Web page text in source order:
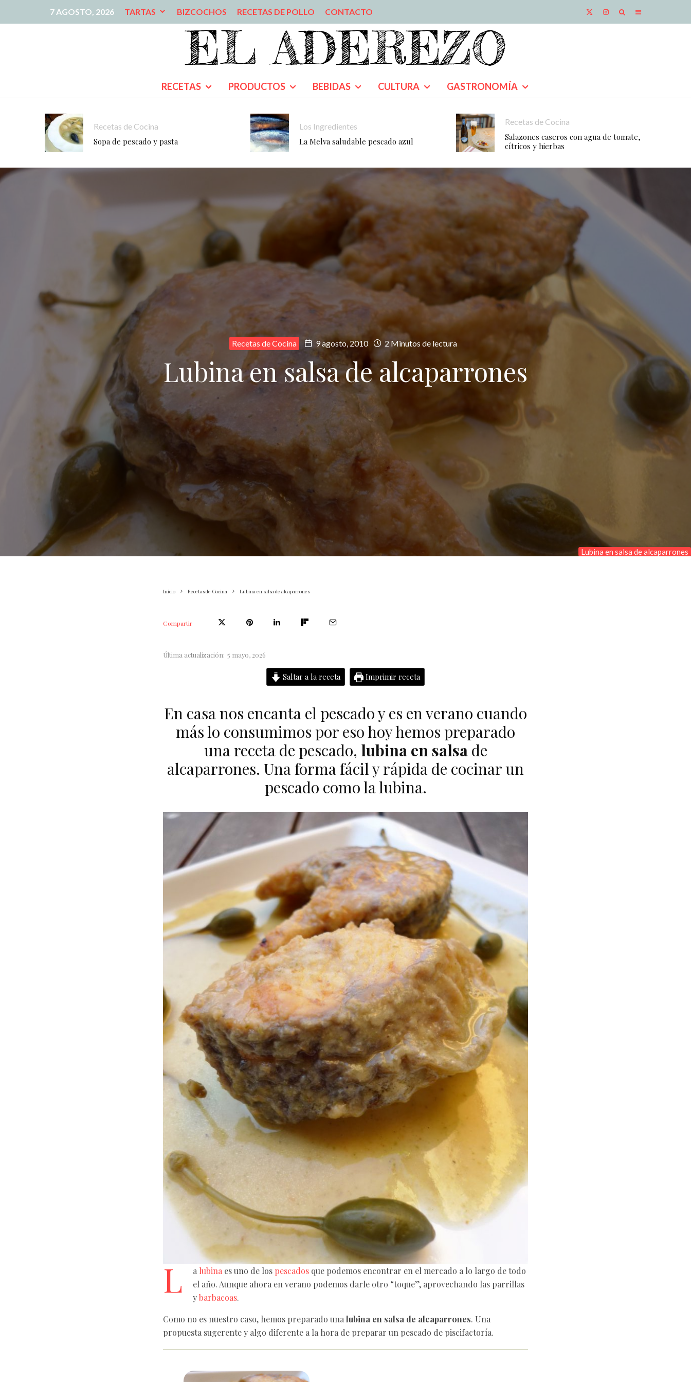
7 AGOSTO, 2026 TARTAS BIZCOCHOS RECETAS DE POLLO CONTACTO
RECETAS PRODUCTOS BEBIDAS CULTURA GASTRONOMÍA
Recetas de Cocina
Sopa de pescado y pasta
Los Ingredientes
La Melva saludable pescado azul
Recetas de Cocina
Salazones caseros con agua de tomate,
cítricos y hierbas
Lubina en salsa de alcaparrones
Recetas de Cocina 9 agosto, 2010 2 Minutos de lectura
Lubina en salsa de alcaparrones
Inicio Recetas de Cocina Lubina en salsa de alcaparrones
Compartir
Última actualización: 5 mayo, 2026
Saltar a la receta Imprimir receta
En casa nos encanta el pescado y es en verano cuando
más lo consumimos por eso hoy hemos preparado
una receta de pescado, lubina en salsade
alcaparrones. Una forma fácil y rápida de cocinar un
pescado como la lubina.
L a lubina es uno de los pescados que podemos encontrar en el mercado a lo largo de todo
el año. Aunque ahora en verano podemos darle otro “toque”, aprovechando las parrillas
ybarbacoas.
Como no es nuestro caso, hemos preparado una lubina en salsa de alcaparrones. Una
propuesta sugerente y algo diferente a la hora de preparar un pescado de piscifactoría.